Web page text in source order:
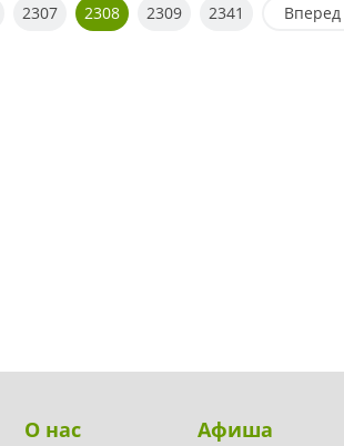
2307 2308 2309 2341 Вперед
О нас Афиша